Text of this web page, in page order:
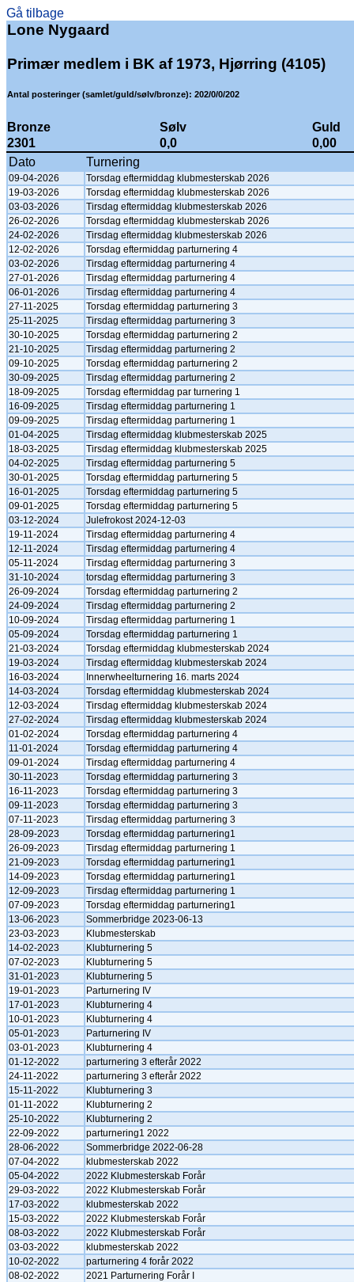
Gå tilbage
Lone Nygaard
Primær medlem i BK af 1973, Hjørring (4105)
Antal posteringer (samlet/guld/sølv/bronze): 202/0/0/202
Bronze Sølv
Guld
2301
0,0
0,00
Dato
Turnering
09-04-2026
Torsdag eftermiddag klubmesterskab 2026
19-03-2026
Torsdag eftermiddag klubmesterskab 2026
03-03-2026
Tirsdag eftermiddag klubmesterskab 2026
26-02-2026
Torsdag eftermiddag klubmesterskab 2026
24-02-2026
Tirsdag eftermiddag klubmesterskab 2026
12-02-2026
Torsdag eftermiddag parturnering 4
03-02-2026
Tirsdag eftermiddag parturnering 4
27-01-2026
Tirsdag eftermiddag parturnering 4
06-01-2026
Tirsdag eftermiddag parturnering 4
27-11-2025
Torsdag eftermiddag parturnering 3
25-11-2025
Tirsdag eftermiddag parturnering 3
30-10-2025
Torsdag eftermiddag parturnering 2
21-10-2025
Tirsdag eftermiddag parturnering 2
09-10-2025
Torsdag eftermiddag parturnering 2
30-09-2025
Tirsdag eftermiddag parturnering 2
18-09-2025
Torsdag eftermiddag par turnering 1
16-09-2025
Tirsdag eftermiddag parturnering 1
09-09-2025
Tirsdag eftermiddag parturnering 1
01-04-2025
Tirsdag eftermiddag klubmesterskab 2025
18-03-2025
Tirsdag eftermiddag klubmesterskab 2025
04-02-2025
Tirsdag eftermiddag parturnering 5
30-01-2025
Torsdag eftermiddag parturnering 5
16-01-2025
Torsdag eftermiddag parturnering 5
09-01-2025
Torsdag eftermiddag parturnering 5
03-12-2024
Julefrokost 2024-12-03
19-11-2024
Tirsdag eftermiddag parturnering 4
12-11-2024
Tirsdag eftermiddag parturnering 4
05-11-2024
Tirsdag eftermiddag parturnering 3
31-10-2024
torsdag eftermiddag parturnering 3
26-09-2024
Torsdag eftermiddag parturnering 2
24-09-2024
Tirsdag eftermiddag parturnering 2
10-09-2024
Tirsdag eftermiddag parturnering 1
05-09-2024
Torsdag eftermiddag parturnering 1
21-03-2024
Torsdag eftermiddag klubmesterskab 2024
19-03-2024
Tirsdag eftermiddag klubmesterskab 2024
16-03-2024
Innerwheelturnering 16. marts 2024
14-03-2024
Torsdag eftermiddag klubmesterskab 2024
12-03-2024
Tirsdag eftermiddag klubmesterskab 2024
27-02-2024
Tirsdag eftermiddag klubmesterskab 2024
01-02-2024
Torsdag eftermiddag parturnering 4
11-01-2024
Torsdag eftermiddag parturnering 4
09-01-2024
Tirsdag eftermiddag parturnering 4
30-11-2023
Torsdag eftermiddag parturnering 3
16-11-2023
Torsdag eftermiddag parturnering 3
09-11-2023
Torsdag eftermiddag parturnering 3
07-11-2023
Tirsdag eftermiddag parturnering 3
28-09-2023
Torsdag eftermiddag parturnering1
26-09-2023
Tirsdag eftermiddag parturnering 1
21-09-2023
Torsdag eftermiddag parturnering1
14-09-2023
Torsdag eftermiddag parturnering1
12-09-2023
Tirsdag eftermiddag parturnering 1
07-09-2023
Torsdag eftermiddag parturnering1
13-06-2023
Sommerbridge 2023-06-13
23-03-2023
Klubmesterskab
14-02-2023
Klubturnering 5
07-02-2023
Klubturnering 5
31-01-2023
Klubturnering 5
19-01-2023
Parturnering IV
17-01-2023
Klubturnering 4
10-01-2023
Klubturnering 4
05-01-2023
Parturnering IV
03-01-2023
Klubturnering 4
01-12-2022
parturnering 3 efterår 2022
24-11-2022
parturnering 3 efterår 2022
15-11-2022
Klubturnering 3
01-11-2022
Klubturnering 2
25-10-2022
Klubturnering 2
22-09-2022
parturnering1 2022
28-06-2022
Sommerbridge 2022-06-28
07-04-2022
klubmesterskab 2022
05-04-2022
2022 Klubmesterskab Forår
29-03-2022
2022 Klubmesterskab Forår
17-03-2022
klubmesterskab 2022
15-03-2022
2022 Klubmesterskab Forår
08-03-2022
2022 Klubmesterskab Forår
03-03-2022
klubmesterskab 2022
10-02-2022
parturnering 4 forår 2022
08-02-2022
2021 Parturnering Forår I